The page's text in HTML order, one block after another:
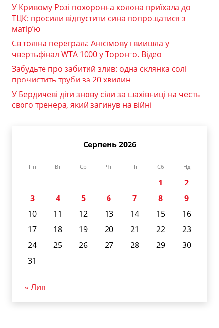
У Кривому Розі похоронна колона приїхала до
ТЦК: просили відпустити сина попрощатися з
матір’ю
Світоліна переграла Анісімову і вийшла у
чвертьфінал WTA 1000 у Торонто. Відео
Забудьте про забитий злив: одна склянка солі
прочистить труби за 20 хвилин
У Бердичеві діти знову сіли за шахівниці на честь
свого тренера, який загинув на війні
Серпень 2026
Пн Вт Ср Чт Пт Сб Нд
1
2
3
4 5 6 7 8
9
10
11 12 13 14 15
16
17
18 19 20 21 22
23
24
25 26 27 28 29
30
31
« Лип